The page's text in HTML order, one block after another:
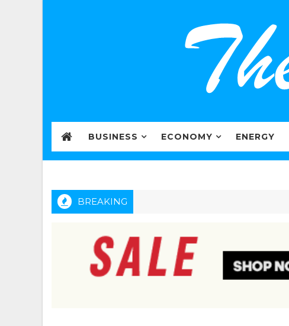
BUSINESS ECONOMY ENERGY
BREAKING